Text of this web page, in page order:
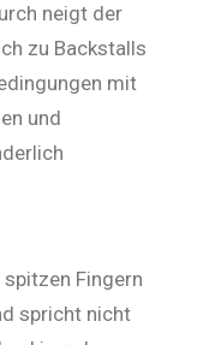
neigt der
zu Backstalls
mit
und
Fingern
spricht nicht